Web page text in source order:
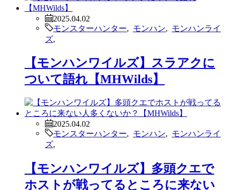
2025.04.02
モンスターハンター
モンハン
モンハンライ
ズ
【モンハンワイルズ】スラアクに
ついて語れ【MHWilds】
2025.04.02
モンスターハンター
モンハン
モンハンライ
ズ
【モンハンワイルズ】多頭クエで
ホストが戦ってるところに来ない